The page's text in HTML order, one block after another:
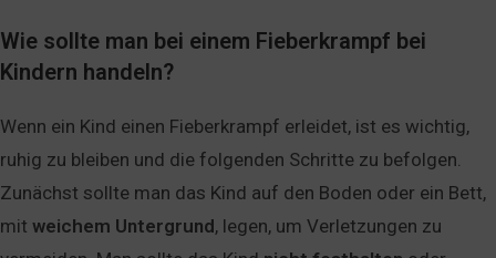
Wie sollte man bei einem Fieberkrampf bei
Kindern handeln?
Wenn ein Kind einen Fieberkrampf erleidet, ist es wichtig,
ruhig zu bleiben und die folgenden Schritte zu befolgen.
Zunächst sollte man das Kind auf den Boden oder ein Bett,
mit weichem Untergrund, legen, um Verletzungen zu